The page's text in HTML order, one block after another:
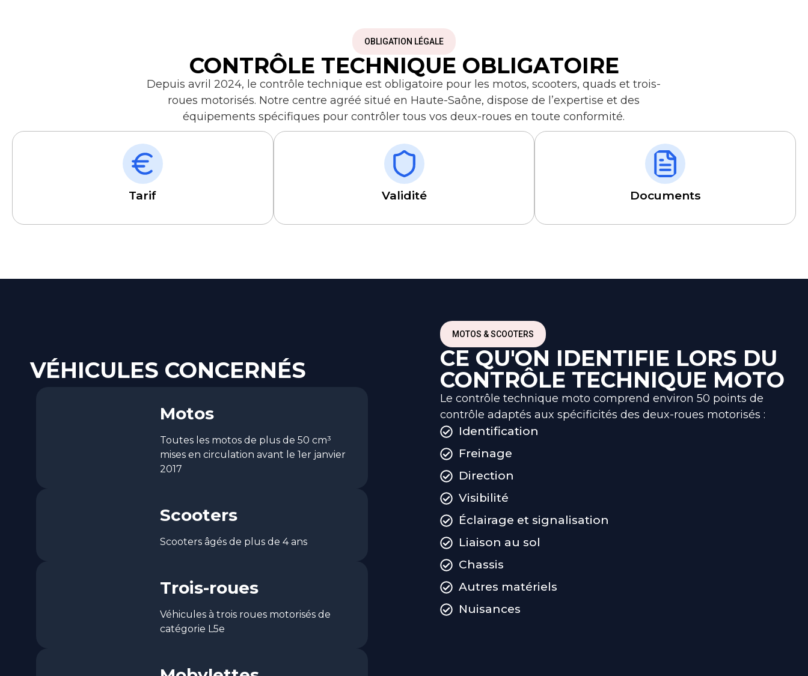
OBLIGATION LÉGALE
CONTRÔLE TECHNIQUE OBLIGATOIRE
Depuis avril 2024, le contrôle technique est obligatoire pour les motos, scooters, quads et trois-
roues motorisés. Notre centre agréé situé en Haute-Saône, dispose de l’expertise et des
équipements spécifiques pour contrôler tous vos deux-roues en toute conformité.
Tarif Validité Documents
VÉHICULES CONCERNÉS
Motos
Toutes les motos de plus de 50 cm³
mises en circulation avant le 1er janvier
2017
Scooters
Scooters âgés de plus de 4 ans
Trois-roues
Véhicules à trois roues motorisés de
catégorie L5e
MOTOS & SCOOTERS
CE QU'ON IDENTIFIE LORS DU
CONTRÔLE TECHNIQUE MOTO
Le contrôle technique moto comprend environ 50 points de
contrôle adaptés aux spécificités des deux-roues motorisés :
Identification
Freinage
Direction
Visibilité
Éclairage et signalisation
Liaison au sol
Chassis
Autres matériels
Nuisances